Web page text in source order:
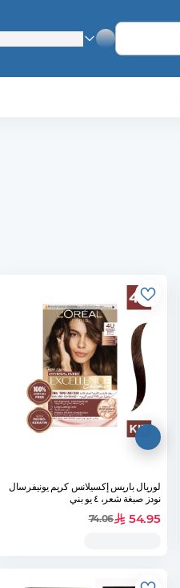
لوريال باريس إكسيلانس كريم يونيفرسال
نودز صبغة شعر، ٤ يو بني
54.95
74.06